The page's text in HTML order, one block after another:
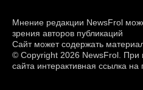
Мнение редакции NewsFrol
зрения авторов публикаций
Сайт может содержать
© Copyright 2026 NewsFrol. При
сайта интерактивная ссылка на